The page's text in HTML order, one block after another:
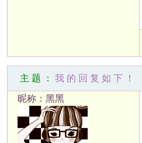
主题： 我的回复如下！
昵称：黑黑